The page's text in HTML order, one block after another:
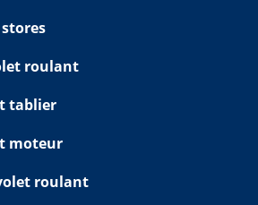
roulant
tablier
moteur
roulant